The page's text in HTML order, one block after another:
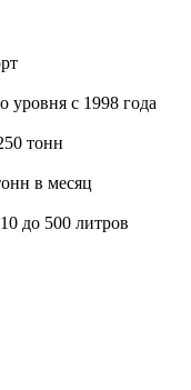
уровня с 1998 года
тонн
в месяц
до 500 литров